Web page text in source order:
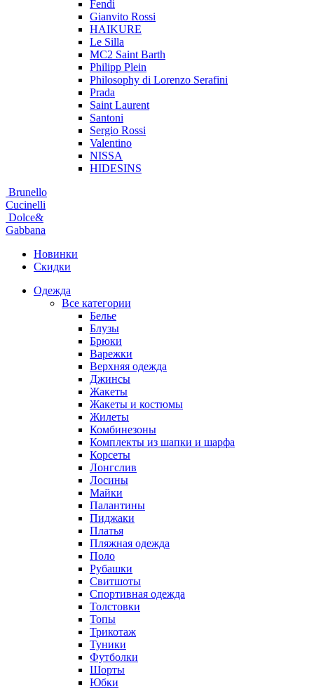
Fendi
Gianvito Rossi
HAIKURE
Le Silla
MC2 Saint Barth
Philipp Plein
Philosophy di Lorenzo Serafini
Prada
Saint Laurent
Santoni
Sergio Rossi
Valentino
NISSA
HIDESINS
Brunello
Cucinelli
Dolce&
Gabbana
Новинки
Скидки
Одежда
Все категории
Белье
Блузы
Брюки
Варежки
Верхняя одежда
Джинсы
Жакеты
Жакеты и костюмы
Жилеты
Комбинезоны
Комплекты из шапки и шарфа
Корсеты
Лонгслив
Лосины
Майки
Палантины
Пиджаки
Платья
Пляжная одежда
Поло
Рубашки
Свитшоты
Спортивная одежда
Толстовки
Топы
Трикотаж
Туники
Футболки
Шорты
Юбки